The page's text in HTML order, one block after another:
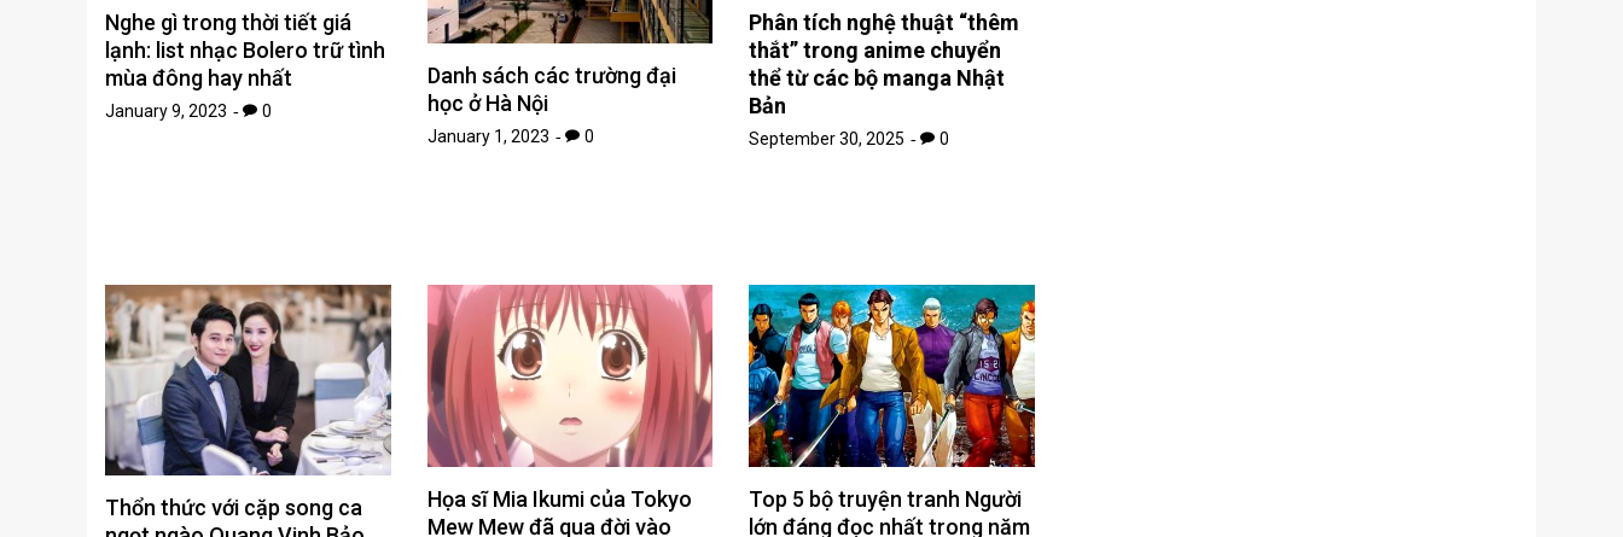
Nghe gì trong thời tiết giá
lạnh: list nhạc Bolero trữ tình
mùa đông hay nhất
January 9, 2023 0
Danh sách các trường đại
học ở Hà Nội
January 1, 2023 0
Phân tích nghệ thuật “thêm
thắt” trong anime chuyển
thể từ các bộ manga Nhật
Bản
September 30, 2025 0
Thổn thức với cặp song ca
Họa sĩ Mia Ikumi của Tokyo
Mew Mew đã qua đời vào
Top 5 bộ truyện tranh Người
lớn đáng đọc nhất trong năm